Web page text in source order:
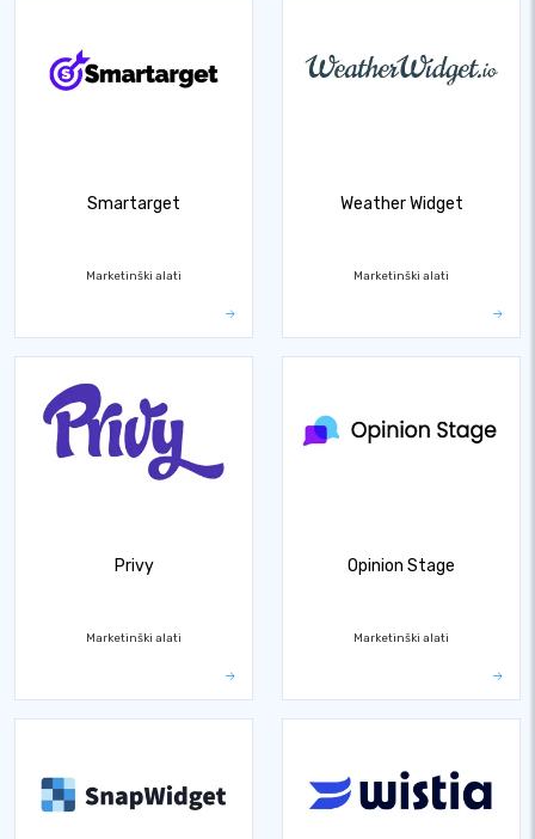
Smartarget
Marketinški alati
Weather Widget
Marketinški alati
Privy
Marketinški alati
Opinion Stage
Marketinški alati